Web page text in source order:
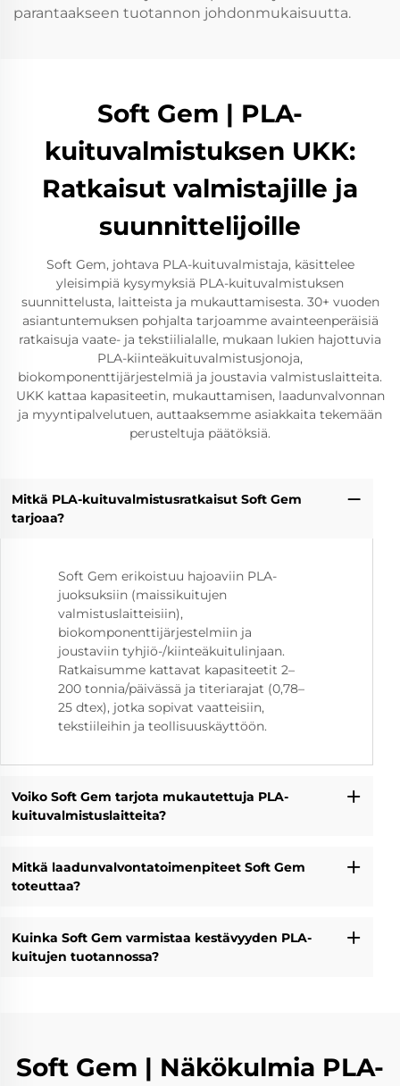
parantaakseen tuotannon johdonmukaisuutta.
Soft Gem | PLA-
kuituvalmistuksen UKK:
Ratkaisut valmistajille ja
suunnittelijoille
Soft Gem, johtava PLA-kuituvalmistaja, käsittelee
yleisimpiä kysymyksiä PLA-kuituvalmistuksen
suunnittelusta, laitteista ja mukauttamisesta. 30+ vuoden
asiantuntemuksen pohjalta tarjoamme avainteenperäisiä
ratkaisuja vaate- ja tekstiilialalle, mukaan lukien hajottuvia
PLA-kiinteäkuituvalmistusjonoja,
biokomponenttijärjestelmiä ja joustavia valmistuslaitteita.
UKK kattaa kapasiteetin, mukauttamisen, laadunvalvonnan
ja myyntipalvelutuen, auttaaksemme asiakkaita tekemään
perusteltuja päätöksiä.
Mitkä PLA-kuituvalmistusratkaisut Soft Gem
tarjoaa?
Soft Gem erikoistuu hajoaviin PLA-
juoksuksiin (maissikuitujen
valmistuslaitteisiin),
biokomponenttijärjestelmiin ja
joustaviin tyhjiö-/kiinteäkuitulinjaan.
Ratkaisumme kattavat kapasiteetit 2–
200 tonnia/päivässä ja titeriarajat (0,78–
25 dtex), jotka sopivat vaatteisiin,
tekstiileihin ja teollisuuskäyttöön.
Voiko Soft Gem tarjota mukautettuja PLA-
kuituvalmistuslaitteita?
Mitkä laadunvalvontatoimenpiteet Soft Gem
toteuttaa?
Kuinka Soft Gem varmistaa kestävyyden PLA-
kuitujen tuotannossa?
Soft Gem | Näkökulmia PLA-